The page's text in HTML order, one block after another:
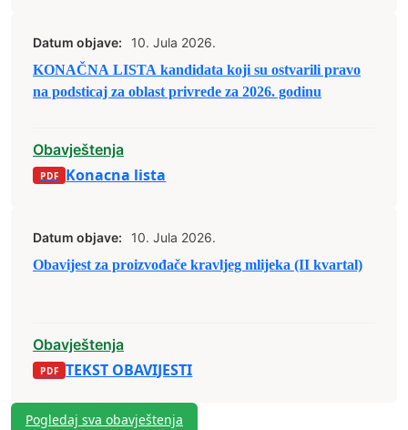
Datum objave:
10. Jula 2026.
KONAČNA LISTA kandidata koji su ostvarili pravo
na podsticaj za oblast privrede za 2026. godinu
Obavještenja
Konacna lista
Datum objave:
10. Jula 2026.
Obavijest za proizvođače kravljeg mlijeka (II kvartal)
Obavještenja
TEKST OBAVIJESTI
Pogledaj sva obavještenja